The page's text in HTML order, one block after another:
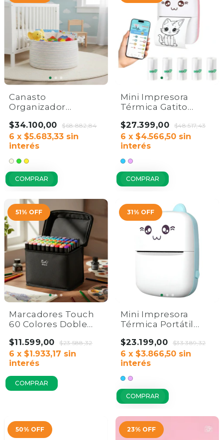
Canasto
Organizador
de Algodón
$34.100,00 $68.882,84
6 x $5.683,33 sin
interés
COMPRAR
Mini Impresora
Térmica Gatito
Adhesivos | Home
Co.
$27.399,00 $48.517,43
6 x $4.566,50 sin
interés
COMPRAR
51% OFF
Marcadores Touch
60 Colores Doble
Home Co.
$11.599,00 $23.588,32
6 x $1.933,17 sin
interés
31% OFF
Mini Impresora
Térmica Portátil
Recargable | Home
Co.
$23.199,00 $33.389,32
6 x $3.866,50 sin
interés
COMPRAR
50% OFF 23% OFF